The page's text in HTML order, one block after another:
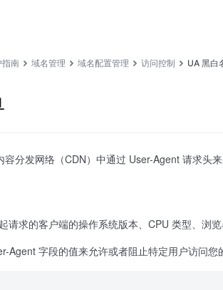
指南 域名管理 域名配置管理 访问控制 UA 黑白
分发网络（CDN）中通过 User-Agent 请求头
请求的客户端的操作系统版本、CPU 类型、浏
Agent 字段的值来允许或者阻止特定用户访问您